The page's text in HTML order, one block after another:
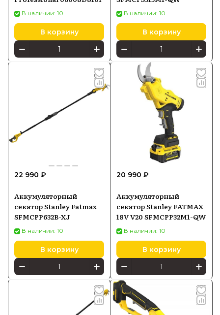
В наличии: 10
В корзину
В наличии: 10
В корзину
22 990 ₽
Аккумуляторный
секатор Stanley Fatmax
SFMCPP632B-XJ
В наличии: 10
В корзину
20 990 ₽
Аккумуляторный
секатор Stanley FATMAX
18V V20 SFMCPP32M1-QW
В наличии: 10
В корзину